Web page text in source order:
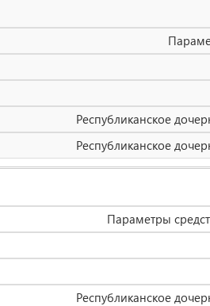
Республиканское
Республиканское
Параметры
Республиканское